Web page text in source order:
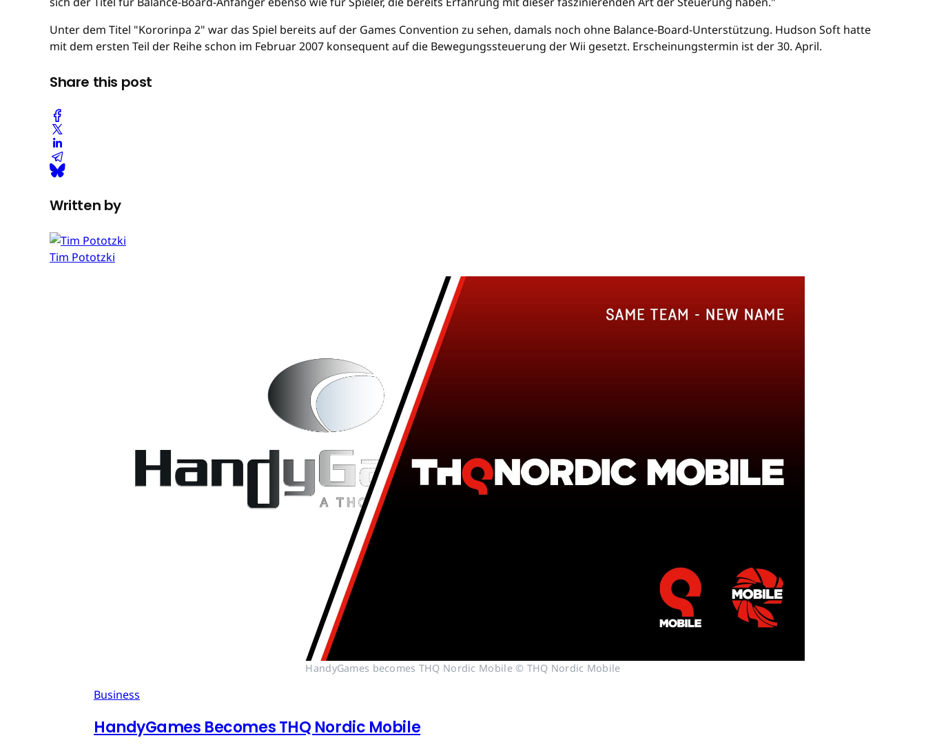
Unter dem Titel "Kororinpa 2" war das Spiel bereits auf der Games Convention zu sehen, damals noch ohne Balance-Board-Unterstützung. Hudson Soft hatte
mit dem ersten Teil der Reihe schon im Februar 2007 konsequent auf die Bewegungssteuerung der Wii gesetzt. Erscheinungstermin ist der 30. April.
Share this post
Written by
Tim Pototzki
HandyGames becomes THQ Nordic Mobile © THQ Nordic Mobile
Business
HandyGames Becomes THQ Nordic Mobile